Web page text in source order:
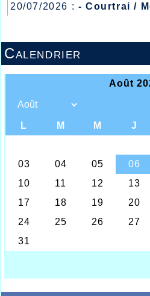
20/07/2026 : - Courtrai /
- Lyon /
Calendrier